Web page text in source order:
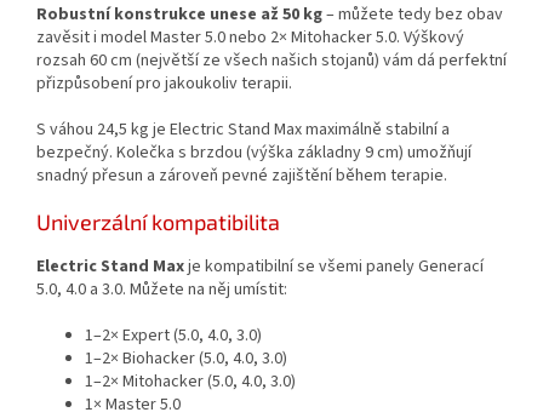
Robustní konstrukce unese až 50 kg– můžete tedy bez obav
zavěsit i model Master 5.0 nebo 2× Mitohacker 5.0. Výškový
rozsah 60 cm (největší ze všech našich stojanů) vám dá perfektní
přizpůsobení pro jakoukoliv terapii.
S váhou 24,5 kg je Electric Stand Max maximálně stabilní a
bezpečný. Kolečka s brzdou (výška základny 9 cm) umožňují
snadný přesun a zároveň pevné zajištění během terapie.
Univerzální kompatibilita
Electric Stand Maxje kompatibilní se všemi panely Generací
5.0, 4.0 a 3.0. Můžete na něj umístit:
1–2× Expert (5.0, 4.0, 3.0)
1–2× Biohacker (5.0, 4.0, 3.0)
1–2× Mitohacker (5.0, 4.0, 3.0)
1× Master 5.0